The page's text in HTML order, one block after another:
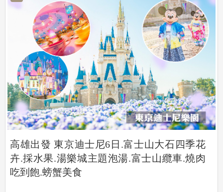
高雄出發 東京迪士尼6日.富士山大石四季花
卉.採水果.湯樂城主題泡湯.富士山纜車.燒肉
吃到飽.螃蟹美食